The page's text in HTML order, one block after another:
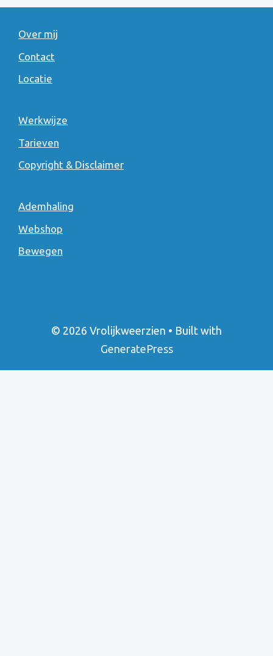
Over mij
Contact
Locatie
Werkwijze
Tarieven
Copyright & Disclaimer
Ademhaling
Webshop
Bewegen
© 2026 Vrolijkweerzien • Built with
GeneratePress